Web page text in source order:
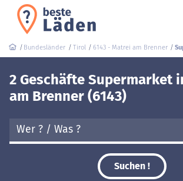
Bundesländer Tirol 6143 - Matrei am Brenner
2 Geschäfte Supermarket
am Brenner (6143)
Suchen !